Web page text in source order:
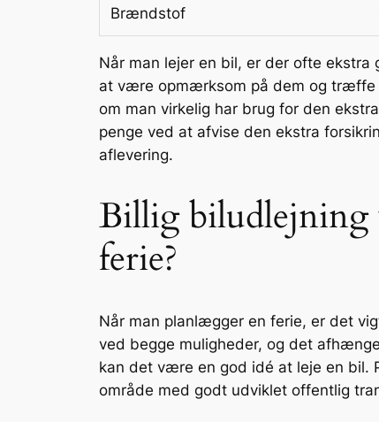
Brændstof
Når man lejer en bil, er der ofte
at være opmærksom på dem og træffe
om man virkelig har brug for den
penge ved at afvise den ekstra
aflevering.
Billig biludlejning
ferie?
Når man planlægger en ferie, er det
ved begge muligheder, og det
kan det være en god idé at leje en bil.
område med godt udviklet offentlig